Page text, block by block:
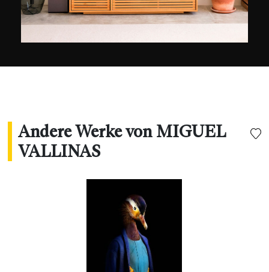
Stadtlandschaften oder Porträts.
Andere Werke von MIGUEL
VALLINAS